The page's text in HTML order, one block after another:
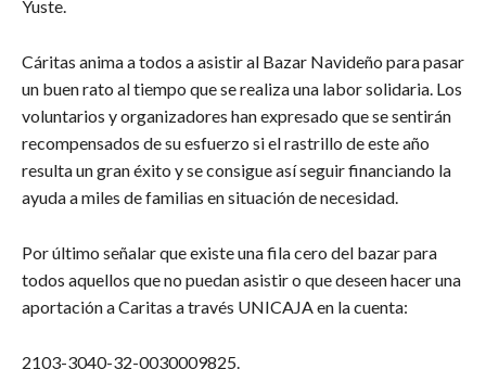
Yuste.
Cáritas anima a todos a asistir al Bazar Navideño para pasar
un buen rato al tiempo que se realiza una labor solidaria. Los
voluntarios y organizadores han expresado que se sentirán
recompensados de su esfuerzo si el rastrillo de este año
resulta un gran éxito y se consigue así seguir financiando la
ayuda a miles de familias en situación de necesidad.
Por último señalar que existe una fila cero del bazar para
todos aquellos que no puedan asistir o que deseen hacer una
aportación a Caritas a través UNICAJA en la cuenta:
2103-3040-32-0030009825.